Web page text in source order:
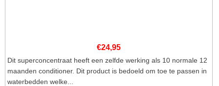
€24,95
Dit superconcentraat heeft een zelfde werking als 10 normale 12
maanden conditioner. Dit product is bedoeld om toe te passen in
waterbedden welke...